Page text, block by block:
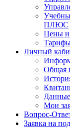
ПЛЮС
Цены
Личный
Общая
Данные
Мои
Вопрос-
Заявка на